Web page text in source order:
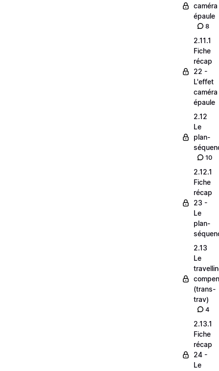
caméra
épaule
8
2.11.1
Fiche
récap
22 -
L'effet
caméra
épaule
2.12
Le
plan-
10
2.12.1
Fiche
récap
23 -
Le
plan-
2.13
Le
(trans-
trav)
4
2.13.1
Fiche
récap
24 -
Le